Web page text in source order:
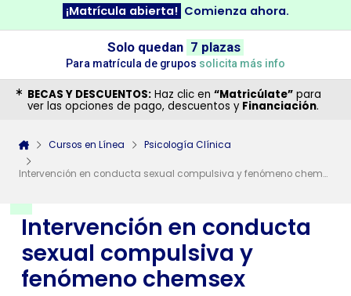
Intervención en conducta
sexual compulsiva y
fenómeno chemsex
¡Matrícula abierta! Comienza ahora.
Solo quedan 7 plazas
Para matrícula de grupos solicita más info
BECAS Y DESCUENTOS: Haz clic en “Matricúlate” para
ver las opciones de pago, descuentos y Financiación.
Cursos en Línea Psicología Clínica
Intervención en conducta sexual compulsiva y fenómeno chemsex
¿Necesitas más información
sobre un curso?